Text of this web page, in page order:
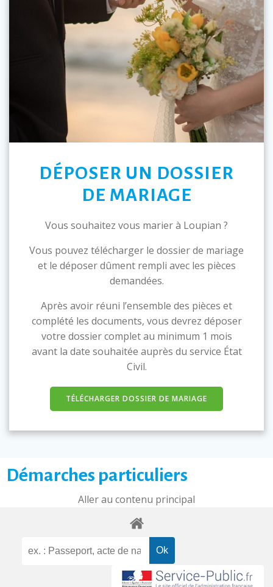
DÉPOSER UN DOSSIER
DE MARIAGE
Vous souhaitez vous marier à Loupian ?
Vous pouvez télécharger le dossier de mariage
et le déposer dûment rempli avec les pièces
demandées.
Après avoir réuni l’ensemble des pièces et
complété les documents, vous devrez déposer
votre dossier complet au minimum 1 mois
avant la date souhaitée auprès du service État
Civil.
TÉLÉCHARGER DOSSIER DE MARIAGE
Démarches particuliers
Aller au contenu principal